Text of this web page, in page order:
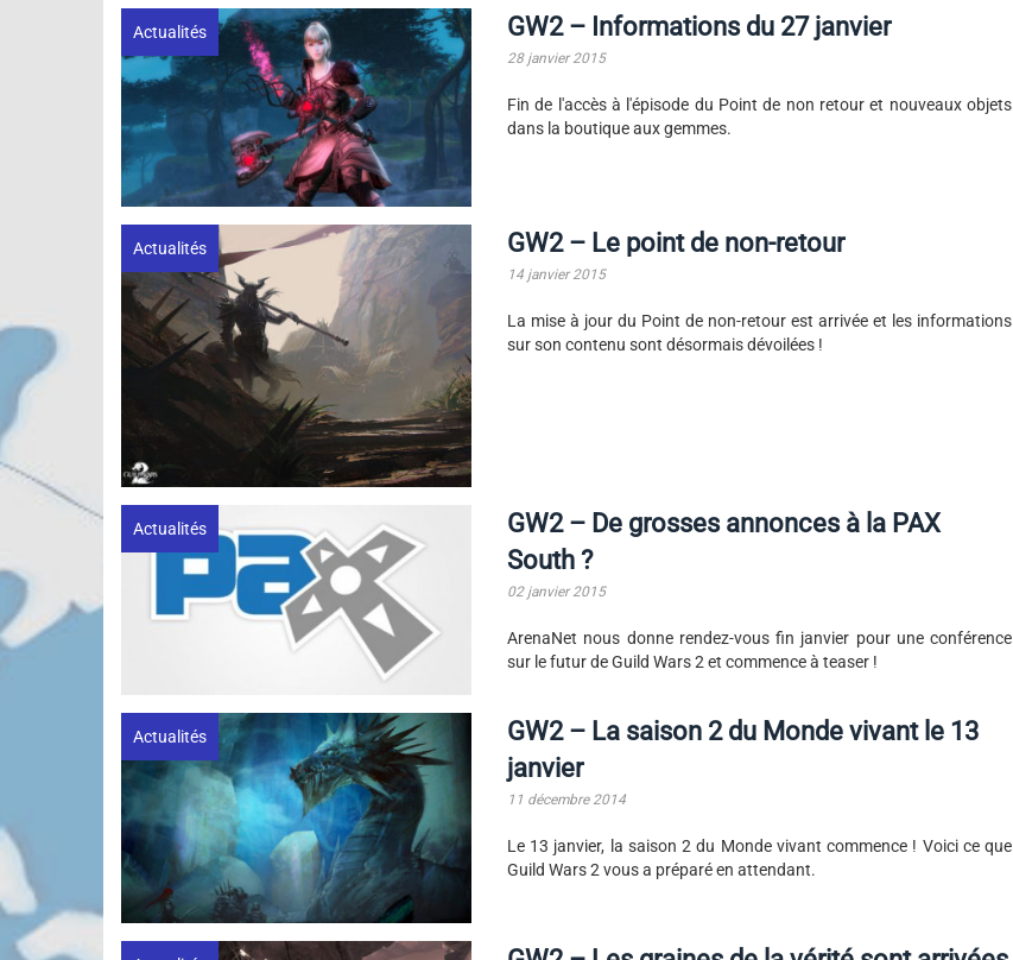
Actualités GW2 – Informations du 27 janvier
28 janvier 2015
Fin de l'accès à l'épisode du Point de non retour et nouveaux objets
dans la boutique aux gemmes.
Actualités GW2 – Le point de non-retour
14 janvier 2015
La mise à jour du Point de non-retour est arrivée et les informations
sur son contenu sont désormais dévoilées !
Actualités
GW2 – De grosses annonces à la PAX
South ?
02 janvier 2015
ArenaNet nous donne rendez-vous fin janvier pour une conférence
sur le futur de Guild Wars 2 et commence à teaser !
Actualités
GW2 – La saison 2 du Monde vivant le 13
janvier
11 décembre 2014
Le 13 janvier, la saison 2 du Monde vivant commence ! Voici ce que
Guild Wars 2 vous a préparé en attendant.